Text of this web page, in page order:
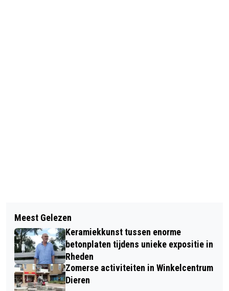
EXTRA DORPSWANDELING DOOR
HISTORISCH OVERBEEK IN VELP OP
ZONDAG 12 JULI
KERKMARKT 2026 DIEREN,
PROTESTANTSE GEMEENTE
ZUIDOOST-VELUWEZOOM
Meest Gelezen
Keramiekkunst tussen enorme
betonplaten tijdens unieke expositie in
Rheden
Zomerse activiteiten in Winkelcentrum
Dieren